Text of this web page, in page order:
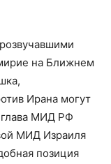
на Ближнем
Ирана могут
глава МИД РФ
МИД Израиля
позиция